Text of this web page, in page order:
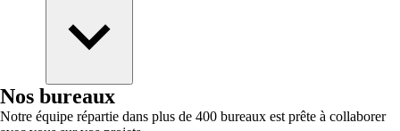
Nos bureaux
Notre équipe répartie dans plus de 400 bureaux est prête à collaborer